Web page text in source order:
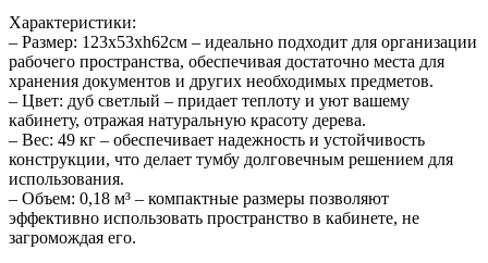
Характеристики:
– Размер: 123x53xh62см – идеально подходит для организации
рабочего пространства, обеспечивая достаточно места для
хранения документов и других необходимых предметов.
– Цвет: дуб светлый – придает теплоту и уют вашему
кабинету, отражая натуральную красоту дерева.
– Вес: 49 кг – обеспечивает надежность и устойчивость
конструкции, что делает тумбу долговечным решением для
использования.
– Объем: 0,18 м³ – компактные размеры позволяют
эффективно использовать пространство в кабинете, не
загромождая его.